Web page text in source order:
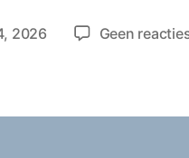
2026 Geen